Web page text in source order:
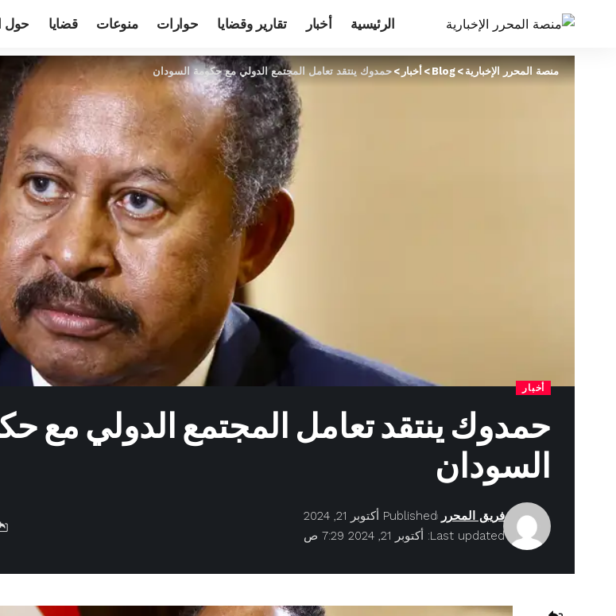
الرئيسية أخبار تقارير وقضايا حوارات منوعات قضايا حول
منصة المحرر الإخبارية>
Blog
> أخبار>حمدوك ينتقد تعامل المجتمع الدولي مع حكومة السودان
أخبار
حمدوك ينتقد تعامل المجتمع الدولي مع
السودان
Last updated: أكتوبر 21, 2024 7:29 ص
فريق المحرر Published أكتوبر 21, 2024